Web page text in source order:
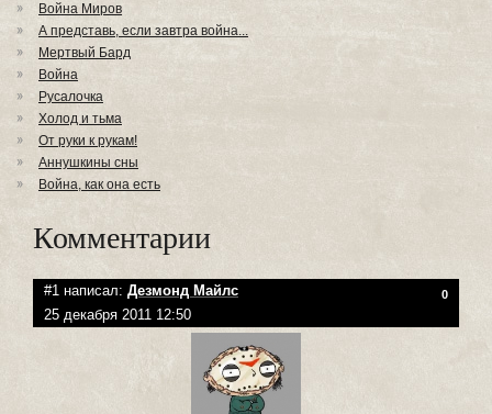
Война Миров
А представь, если завтра война...
Мертвый Бард
Война
Русалочка
Холод и тьма
От руки к рукам!
Аннушкины сны
Война, как она есть
Комментарии
#1 написал: Дезмонд Майлс 0
25 декабря 2011 12:50